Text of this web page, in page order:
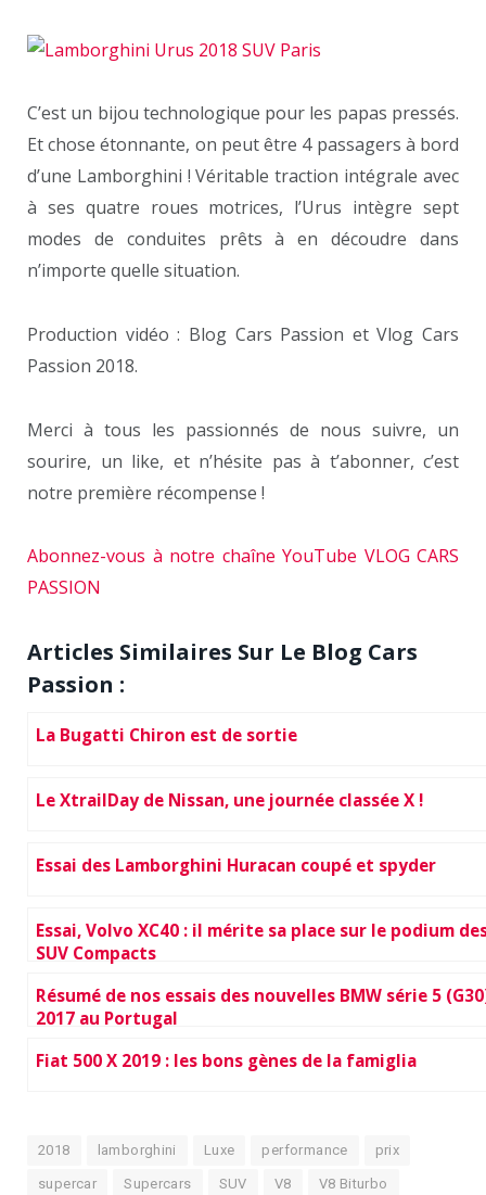
C’est un bijou technologique pour les papas pressés.
Et chose étonnante, on peut être 4 passagers à bord
d’une Lamborghini ! Véritable traction intégrale avec
à ses quatre roues motrices, l’Urus intègre sept
modes de conduites prêts à en découdre dans
n’importe quelle situation.
Production vidéo : Blog Cars Passion et Vlog Cars
Passion 2018.
Merci à tous les passionnés de nous suivre, un
sourire, un like, et n’hésite pas à t’abonner, c’est
notre première récompense !
Abonnez-vous à notre chaîne YouTube VLOG CARS
PASSION
Articles Similaires Sur Le Blog Cars
Passion :
La Bugatti Chiron est de sortie
Le XtrailDay de Nissan, une journée classée X !
Essai des Lamborghini Huracan coupé et spyder
Essai, Volvo XC40 : il mérite sa place sur le podium
SUV Compacts
Résumé de nos essais des nouvelles BMW série 5
2017 au Portugal
Fiat 500 X 2019 : les bons gènes de la famiglia
2018 lamborghini Luxe performance prix
supercar Supercars SUV V8 V8 Biturbo